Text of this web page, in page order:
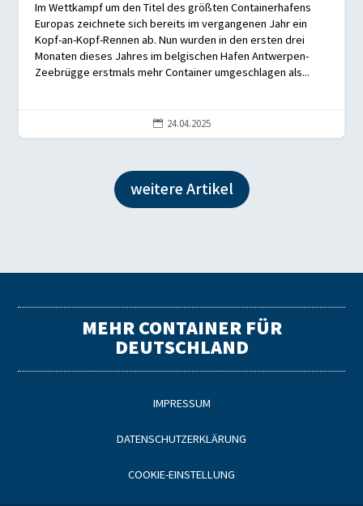
Im Wettkampf um den Titel des größten Containerhafens
Europas zeichnete sich bereits im vergangenen Jahr ein
Kopf-an-Kopf-Rennen ab. Nun wurden in den ersten drei
Monaten dieses Jahres im belgischen Hafen Antwerpen-
Zeebrügge erstmals mehr Container umgeschlagen als...
 24.04.2025
weitere Artikel
MEHR CONTAINER FÜR
DEUTSCHLAND
IMPRESSUM
DATENSCHUTZERKLÄRUNG
COOKIE-EINSTELLUNG